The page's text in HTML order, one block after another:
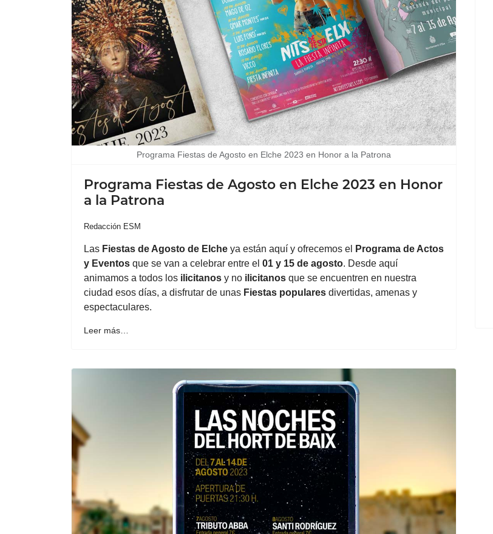
Programa Fiestas de Agosto en Elche 2023 en Honor a la Patrona
Programa Fiestas de Agosto en Elche 2023 en Honor
a la Patrona
Redacción ESM
Las Fiestas de Agosto de Elche ya están aquí y ofrecemos el
Programa de Actos
y Eventos que se van a celebrar entre el 01 y 15 de agosto. Desde aquí
animamos a todos los ilicitanos y no ilicitanos que se encuentren en nuestra
ciudad esos días, a disfrutar de unas Fiestas populares divertidas, amenas y
espectaculares.
Leer más…